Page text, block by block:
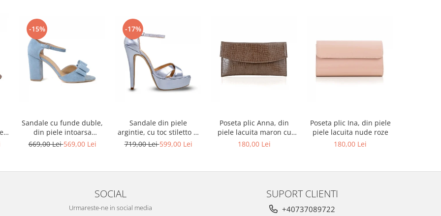
-15%
Sandale cu funde duble,
din piele intoarsa
albastru deschis
669,00 Lei569,00 Lei
-17%
Sandale din piele
argintie, cu toc stiletto si
platforma
719,00 Lei599,00 Lei
Poseta plic Anna, din
piele lacuita maron cu
textura croco
180,00 Lei
Poseta plic Ina, din piele
piele lacuita nude roze
180,00 Lei
SOCIAL
Urmareste-ne in social media
SUPORT CLIENTI
+40737089722